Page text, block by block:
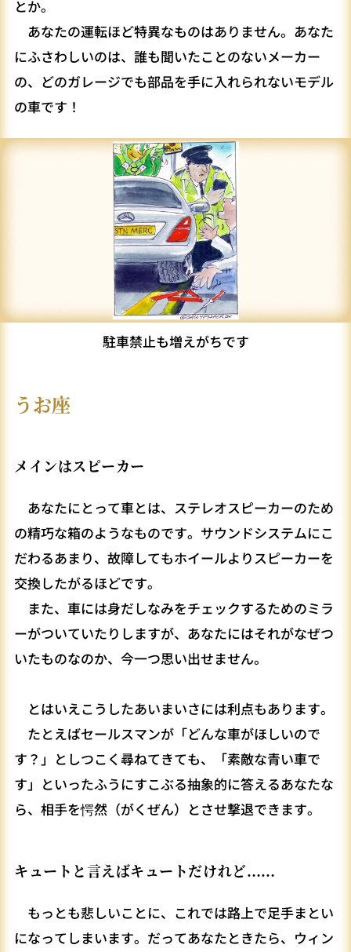
とか。
あなたの運転ほど特異なものはありません。あなた
にふさわしいのは、誰も聞いたことのないメーカー
の、どのガレージでも部品を手に入れられないモデル
の車です！
駐車禁止も増えがちです
うお座
メインはスピーカー
あなたにとって車とは、ステレオスピーカーのため
の精巧な箱のようなものです。サウンドシステムにこ
だわるあまり、故障してもホイールよりスピーカーを
交換したがるほどです。
また、車には身だしなみをチェックするためのミラ
ーがついていたりしますが、あなたにはそれがなぜつ
いたものなのか、今一つ思い出せません。
とはいえこうしたあいまいさには利点もあります。
たとえばセールスマンが「どんな車がほしいので
す？」としつこく尋ねてきても、「素敵な青い車で
す」といったふうにすこぶる抽象的に答えるあなたな
ら、相手を愕然（がくぜん）とさせ撃退できます。
キュートと言えばキュートだけれど……
もっとも悲しいことに、これでは路上で足手まとい
になってしまいます。だってあなたときたら、ウィン